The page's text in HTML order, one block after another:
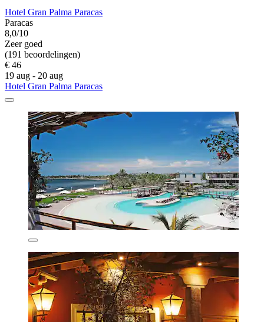
Hotel Gran Palma Paracas
Paracas
8,0/10
Zeer goed
(191 beoordelingen)
€ 46
19 aug - 20 aug
Hotel Gran Palma Paracas